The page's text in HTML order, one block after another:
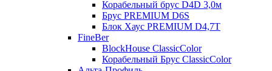
Корабельный брус D4D 3,0м
Брус PREMIUM D6S
Блок Хаус PREMIUM D4,7T
FineBer
BlockHouse ClassicColor
Корабельный Брус ClassicColor